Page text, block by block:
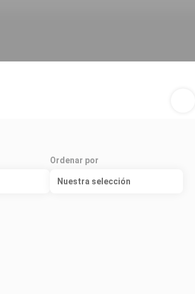
Ordenar por
Nuestra selección